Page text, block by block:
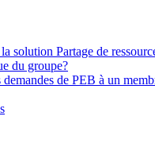
solution Partage de
du groupe?
de PEB à un